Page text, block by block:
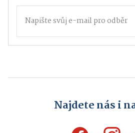
Najdete nás i